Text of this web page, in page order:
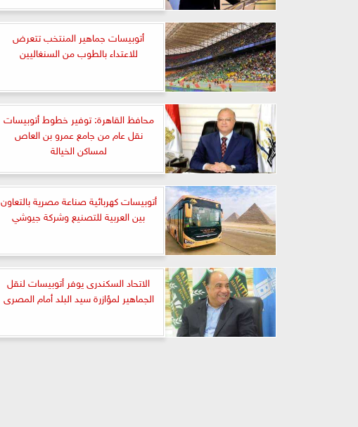
أتوبيسات جماهير المنتخب تتعرض
للاعتداء بالطوب من السنغاليين
محافظ القاهرة: توفير خطوط أتوبيسات
نقل عام من جامع عمرو بن العاص
لمساكن الخيالة
أتوبيسات كهربائية صناعة مصرية بالتعاون
بين العربية للتصنيع وشركة جيوشي
الاتحاد السكندرى يوفر أتوبيسات لنقل
الجماهير لمؤازرة سيد البلد أمام المصرى